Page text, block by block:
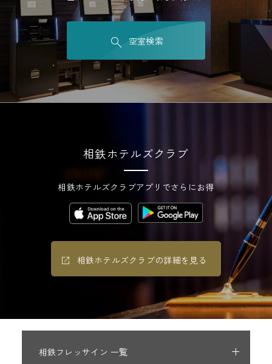
空室検索
相鉄ホテルズクラブ
相鉄ホテルズクラブアプリでさらにお得
相鉄ホテルズクラブの詳細を見る
相鉄フレッサイン 一覧